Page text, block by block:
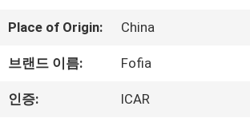
동
영
상
Place of Origin: China
브랜드 이름: Fofia
인증: ICAR